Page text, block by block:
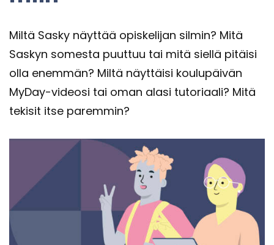
Miltä Sasky näyt­tää opis­ke­li­jan sil­min? Mitä
Sas­kyn so­mes­ta puut­tuu tai mitä siel­lä pi­täi­si
olla enem­män? Miltä näyt­täi­si kou­lu­päi­vän
MyDay-​videosi tai oman alasi tu­to­ri­aa­li? Mitä
te­ki­sit itse pa­rem­min?